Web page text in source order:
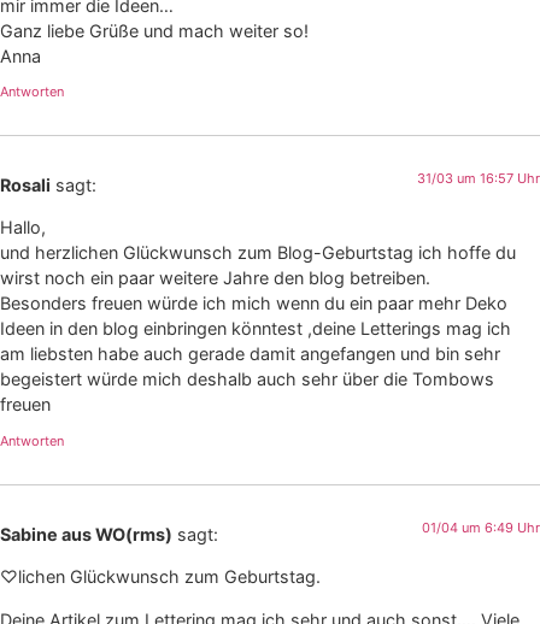
mir immer die Ideen…
Ganz liebe Grüße und mach weiter so!
Anna
Antworten
Rosali sagt: 31/03 um 16:57 Uhr
Hallo,
und herzlichen Glückwunsch zum Blog-Geburtstag ich hoffe du
wirst noch ein paar weitere Jahre den blog betreiben.
Besonders freuen würde ich mich wenn du ein paar mehr Deko
Ideen in den blog einbringen könntest ,deine Letterings mag ich
am liebsten habe auch gerade damit angefangen und bin sehr
begeistert würde mich deshalb auch sehr über die Tombows
freuen
Antworten
Sabine aus WO(rms) sagt: 01/04 um 6:49 Uhr
♡lichen Glückwunsch zum Geburtstag.
Deine Artikel zum Lettering mag ich sehr und auch sonst…. Viele